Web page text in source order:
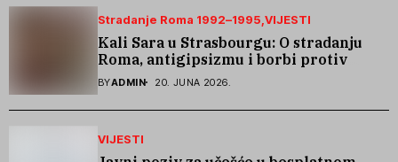
Stradanje Roma 1992–1995 VIJESTI
Kali Sara u Strasbourgu: O stradanju
Roma, antigipsizmu i borbi protiv
govora mržnje
BYADMIN 20. JUNA 2026.
VIJESTI